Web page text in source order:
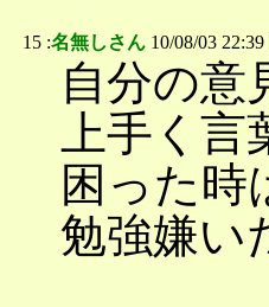
15 :名無しさん 10/08/03
自分の意
上手く
困った時
勉強嫌い